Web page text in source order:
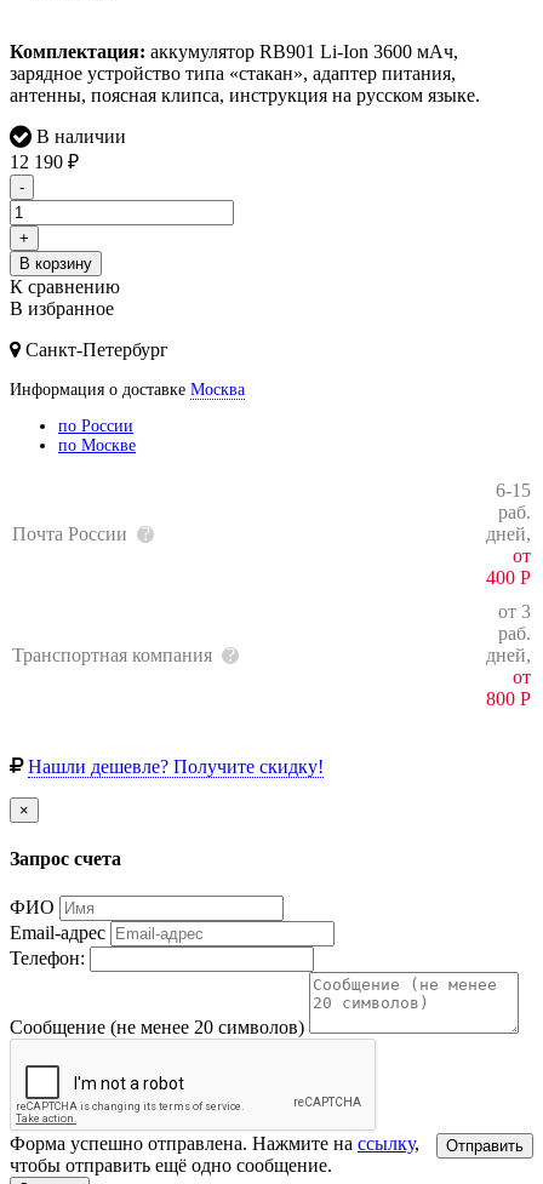
Комплектация: аккумулятор RB901 Li-Ion 3600 мАч,
зарядное устройство типа «стакан», адаптер питания,
антенны, поясная клипса, инструкция на русском языке.
В наличии
12 190 ₽
-
+
В корзину
К сравнению
В избранное
Санкт-Петербург
Информация о доставке Москва
по России
по Москве
Почта России
6-15
раб.
дней,
от
400 Р
Транспортная компания
от 3
раб.
дней,
от
800 Р
Нашли дешевле? Получите скидку!
×
Запрос счета
ФИО
Email-адрес
Телефон:
Сообщение (не менее 20 символов)
Отправить
Форма успешно отправлена. Нажмите на ссылку,
чтобы отправить ещё одно сообщение.